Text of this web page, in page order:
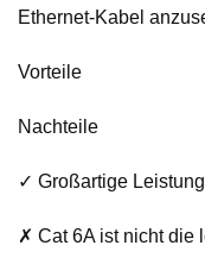
Ethernet-Kabel
Vorteile
Nachteile
✓ Großartige
✗ Cat 6A ist nicht die